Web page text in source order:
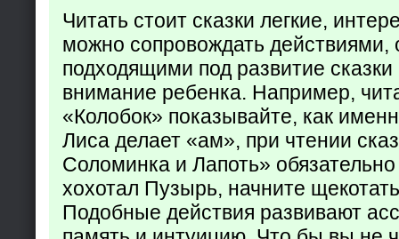
Читать стоит сказки легкие,
можно сопровождать действиями,
подходящими под развитие
внимание ребенка. Например,
«Колобок» показывайте, как
Лиса делает «ам», при чтении
Соломинка и Лапоть»
хохотал Пузырь, начните
Подобные действия развивают